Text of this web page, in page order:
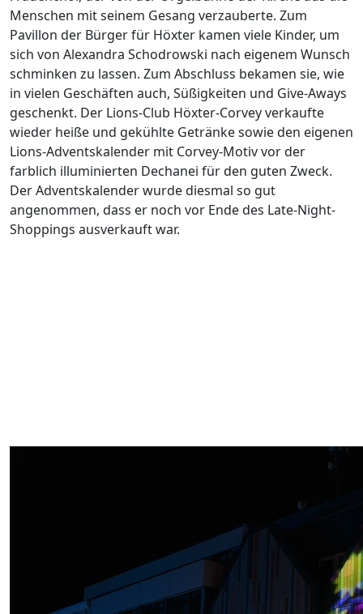
Menschen mit seinem Gesang verzauberte. Zum
Pavillon der Bürger für Höxter kamen viele Kinder, um
sich von Alexandra Schodrowski nach eigenem Wunsch
schminken zu lassen. Zum Abschluss bekamen sie, wie
in vielen Geschäften auch, Süßigkeiten und Give-Aways
geschenkt. Der Lions-Club Höxter-Corvey verkaufte
wieder heiße und gekühlte Getränke sowie den eigenen
Lions-Adventskalender mit Corvey-Motiv vor der
farblich illuminierten Dechanei für den guten Zweck.
Der Adventskalender wurde diesmal so gut
angenommen, dass er noch vor Ende des Late-Night-
Shoppings ausverkauft war.